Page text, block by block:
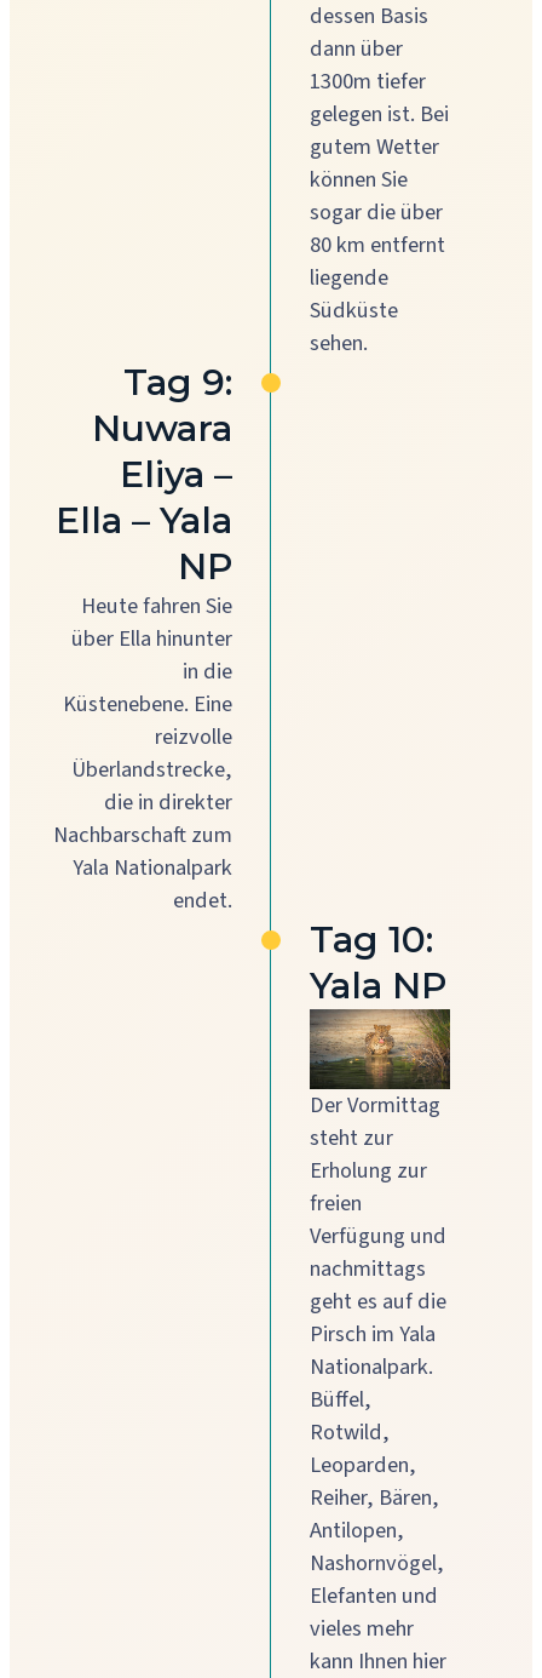
dessen Basis
dann über
1300m tiefer
gelegen ist. Bei
gutem Wetter
können Sie
sogar die über
80 km entfernt
liegende
Südküste
sehen.
Tag 9:
Nuwara
Eliya –
Ella – Yala
NP
Heute fahren Sie
über Ella hinunter
in die
Küstenebene. Eine
reizvolle
Überlandstrecke,
die in direkter
Nachbarschaft zum
Yala Nationalpark
endet.
Tag 10:
Yala NP
Der Vormittag
steht zur
Erholung zur
freien
Verfügung und
nachmittags
geht es auf die
Pirsch im Yala
Nationalpark.
Büffel,
Rotwild,
Leoparden,
Reiher, Bären,
Antilopen,
Nashornvögel,
Elefanten und
vieles mehr
kann Ihnen hier